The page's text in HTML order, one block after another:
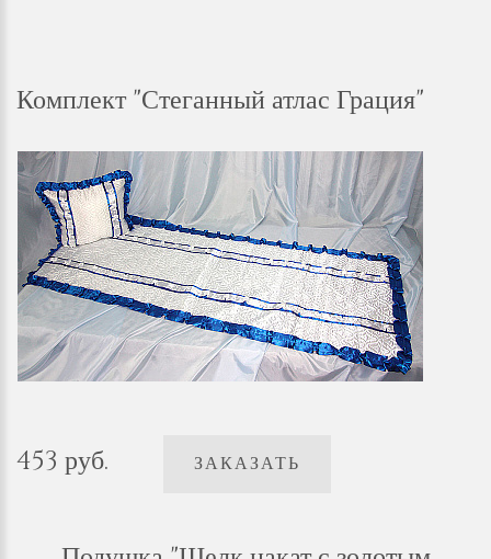
Комплект "Стеганный атлас Грация"
453 руб. ЗАКАЗАТЬ